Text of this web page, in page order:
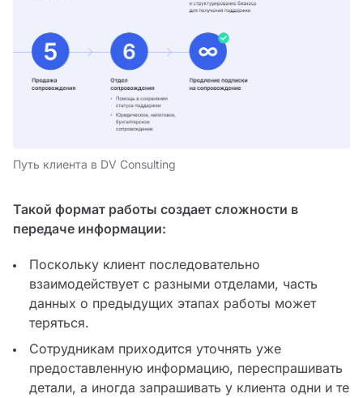
Путь клиента в DV Consulting
Такой формат работы создает сложности в
передаче информации:
Поскольку клиент последовательно
взаимодействует с разными отделами, часть
данных о предыдущих этапах работы может
теряться.
Сотрудникам приходится уточнять уже
предоставленную информацию, переспрашивать
детали, а иногда запрашивать у клиента одни и те